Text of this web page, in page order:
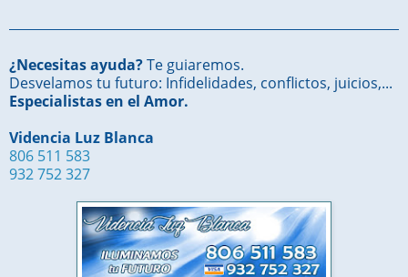
¿Necesitas ayuda?Te guiaremos.
Desvelamos tu futuro: Infidelidades, conflictos, juicios,...
Especialistas en el Amor.
Videncia Luz Blanca
806 511 583
932 752 327